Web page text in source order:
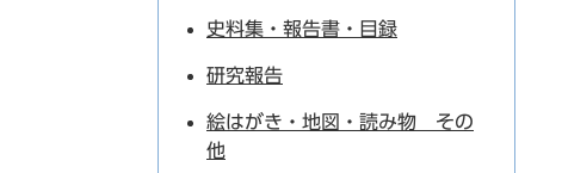
史料集・報告書・目録
研究報告
絵はがき・地図・読み物 その
他